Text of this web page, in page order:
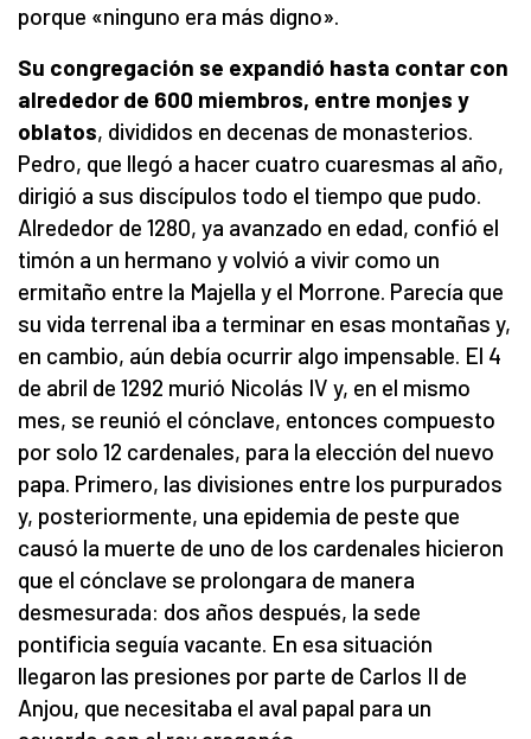
porque «ninguno era más digno».
Su congregación se expandió hasta contar con
alrededor de 600 miembros, entre monjes y
oblatos, divididos en decenas de monasterios.
Pedro, que llegó a hacer cuatro cuaresmas al año,
dirigió a sus discípulos todo el tiempo que pudo.
Alrededor de 1280, ya avanzado en edad, confió el
timón a un hermano y volvió a vivir como un
ermitaño entre la Majella y el Morrone. Parecía que
su vida terrenal iba a terminar en esas montañas y,
en cambio, aún debía ocurrir algo impensable. El 4
de abril de 1292 murió Nicolás IV y, en el mismo
mes, se reunió el cónclave, entonces compuesto
por solo 12 cardenales, para la elección del nuevo
papa. Primero, las divisiones entre los purpurados
y, posteriormente, una epidemia de peste que
causó la muerte de uno de los cardenales hicieron
que el cónclave se prolongara de manera
desmesurada: dos años después, la sede
pontificia seguía vacante. En esa situación
llegaron las presiones por parte de Carlos II de
Anjou, que necesitaba el aval papal para un